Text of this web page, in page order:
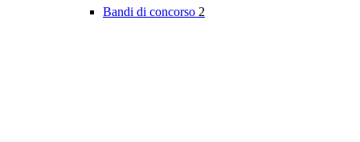
Bandi di concorso 2